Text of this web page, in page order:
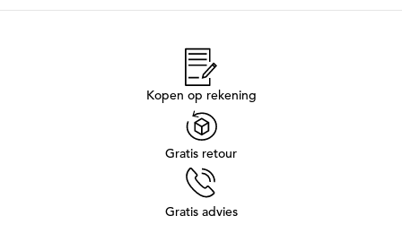
Kopen op rekening
Gratis retour
Gratis advies